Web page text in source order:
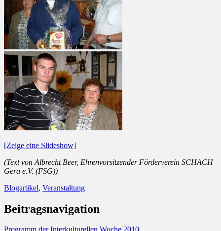
[Zeige eine Slideshow]
(Text von Albrecht Beer, Ehrenvorsitzender Förderverein SCHACH
Gera e.V. (FSG))
Blogartikel, Veranstaltung
Beitragsnavigation